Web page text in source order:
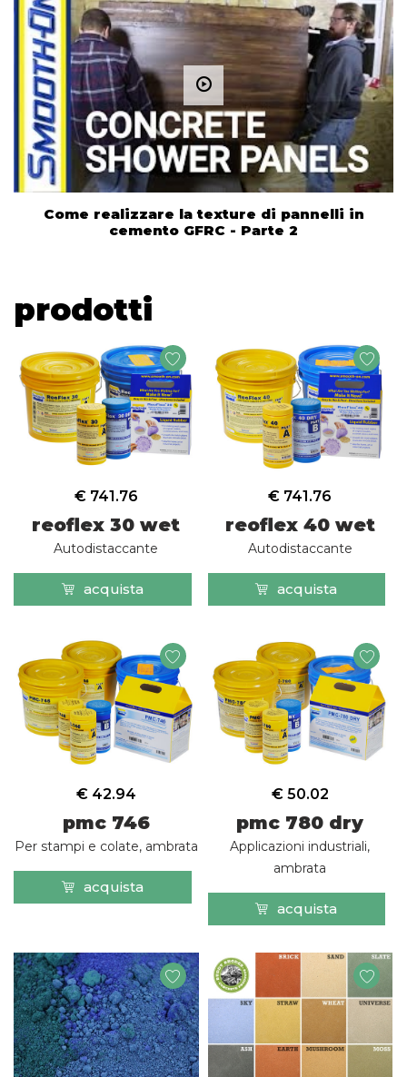
Come realizzare la texture di pannelli in
cemento GFRC - Parte 2
prodotti
reoflex 30 wet
Autodistaccante
€ 741.76
acquista
reoflex 40 wet
Autodistaccante
€ 741.76
acquista
pmc 746
Per stampi e colate, ambrata
€ 42.94
acquista
pmc 780 dry
Applicazioni industriali,
ambrata
€ 50.02
acquista